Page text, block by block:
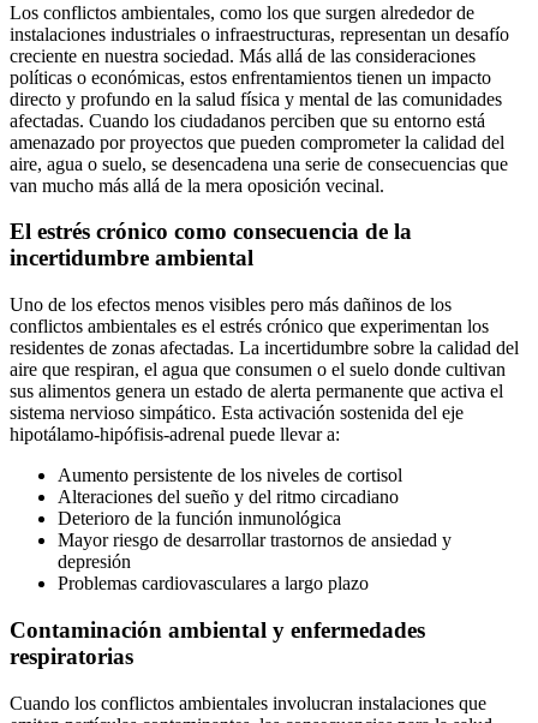
Los conflictos ambientales, como los que surgen alrededor de
instalaciones industriales o infraestructuras, representan un desafío
creciente en nuestra sociedad. Más allá de las consideraciones
políticas o económicas, estos enfrentamientos tienen un impacto
directo y profundo en la salud física y mental de las comunidades
afectadas. Cuando los ciudadanos perciben que su entorno está
amenazado por proyectos que pueden comprometer la calidad del
aire, agua o suelo, se desencadena una serie de consecuencias que
van mucho más allá de la mera oposición vecinal.
El estrés crónico como consecuencia de la
incertidumbre ambiental
Uno de los efectos menos visibles pero más dañinos de los
conflictos ambientales es el estrés crónico que experimentan los
residentes de zonas afectadas. La incertidumbre sobre la calidad del
aire que respiran, el agua que consumen o el suelo donde cultivan
sus alimentos genera un estado de alerta permanente que activa el
sistema nervioso simpático. Esta activación sostenida del eje
hipotálamo-hipófisis-adrenal puede llevar a:
Aumento persistente de los niveles de cortisol
Alteraciones del sueño y del ritmo circadiano
Deterioro de la función inmunológica
Mayor riesgo de desarrollar trastornos de ansiedad y
depresión
Problemas cardiovasculares a largo plazo
Contaminación ambiental y enfermedades
respiratorias
Cuando los conflictos ambientales involucran instalaciones que